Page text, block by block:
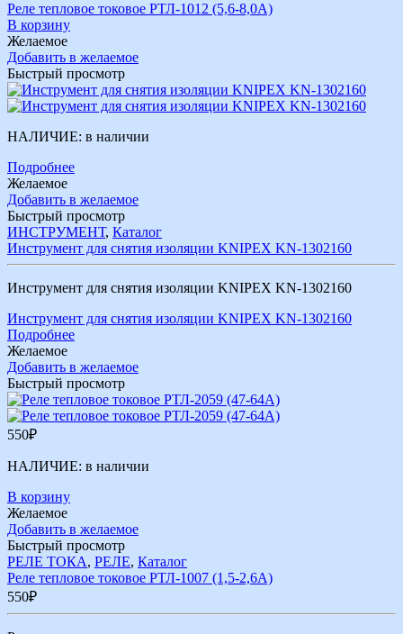
Реле тепловое токовое РТЛ-1012 (5,6-8,0А)
В корзину
Желаемое
Добавить в желаемое
Быстрый просмотр
НАЛИЧИЕ: в наличии
Подробнее
Желаемое
Добавить в желаемое
Быстрый просмотр
ИНСТРУМЕНТ, Каталог
Инструмент для снятия изоляции KNIPEX KN-1302160
Инструмент для снятия изоляции KNIPEX KN-1302160
Инструмент для снятия изоляции KNIPEX KN-1302160
Подробнее
Желаемое
Добавить в желаемое
Быстрый просмотр
550₽
НАЛИЧИЕ: в наличии
В корзину
Желаемое
Добавить в желаемое
Быстрый просмотр
РЕЛЕ ТОКА, РЕЛЕ, Каталог
Реле тепловое токовое РТЛ-1007 (1,5-2,6А)
550₽